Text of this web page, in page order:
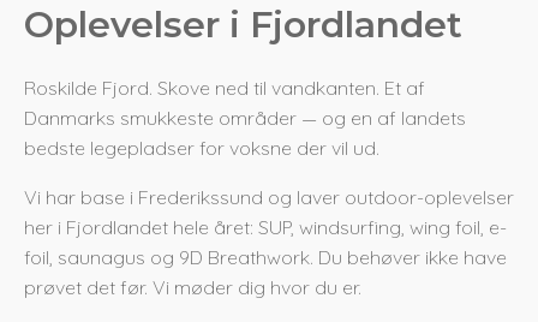
Oplevelser i Fjordlandet
Roskilde Fjord. Skove ned til vandkanten. Et af
Danmarks smukkeste områder — og en af landets
bedste legepladser for voksne der vil ud.
Vi har base i Frederikssund og laver outdoor-oplevelser
her i Fjordlandet hele året: SUP, windsurfing, wing foil, e-
foil, saunagus og 9D Breathwork. Du behøver ikke have
prøvet det før. Vi møder dig hvor du er.